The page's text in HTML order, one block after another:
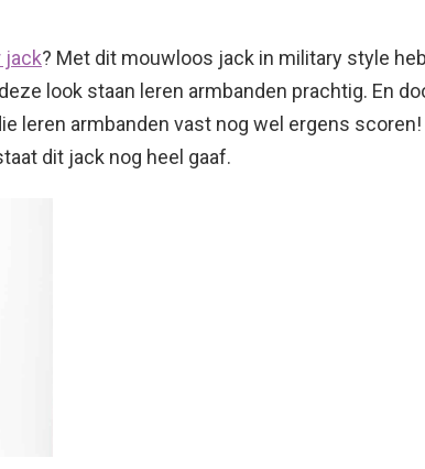
jack? Met dit mouwloos jack in military style
look staan leren armbanden prachtig. En
leren armbanden vast nog wel ergens
dit jack nog heel gaaf.